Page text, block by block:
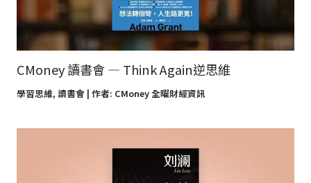
CMoney 讀書會 — Think Again逆思維
學習思維, 讀書會| 作者: CMoney 全曜財經資訊